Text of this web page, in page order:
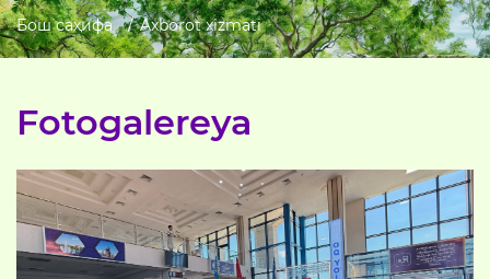
Бош саҳифа Axborot xizmati
Fotogalereya